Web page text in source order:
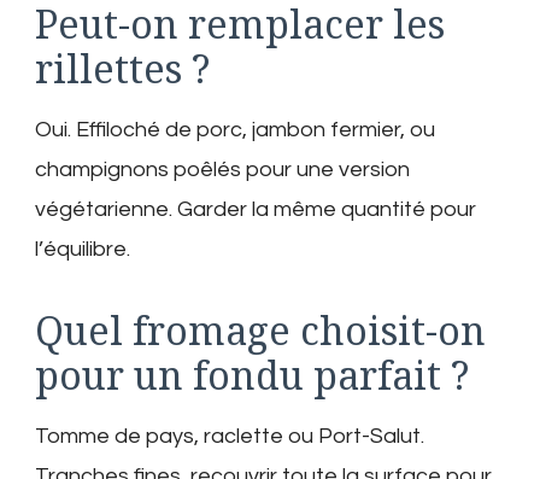
Peut-on remplacer les
rillettes ?
Oui. Effiloché de porc, jambon fermier, ou
champignons poêlés pour une version
végétarienne. Garder la même quantité pour
l’équilibre.
Quel fromage choisit-on
pour un fondu parfait ?
Tomme de pays, raclette ou Port-Salut.